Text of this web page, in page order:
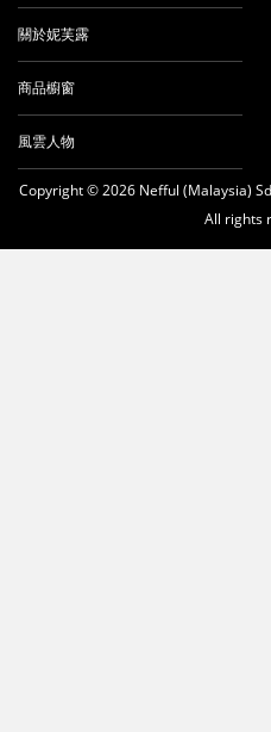
關於妮芙露
商品櫥窗
風雲人物
Copyright © 2026 Nefful (Malaysia)
All rights